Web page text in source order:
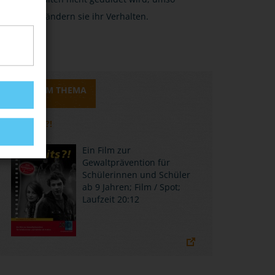
eher ändern sie ihr Verhalten.
MEDIEN ZUM THEMA
ABSEITS?!
Ein Film zur
Gewaltprävention für
Schülerinnen und Schüler
ab 9 Jahren; Film / Spot;
Laufzeit 20:12